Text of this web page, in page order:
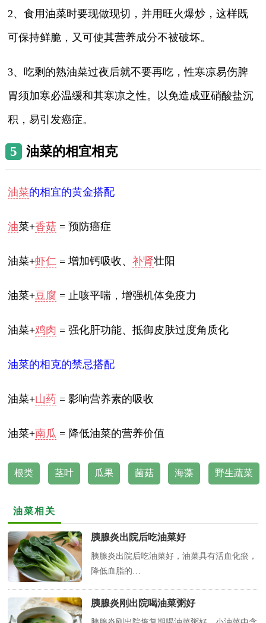
2、食用油菜时要现做现切，并用旺火爆炒，这样既
可保持鲜脆，又可使其营养成分不被破坏。
3、吃剩的熟油菜过夜后就不要再吃，性寒凉易伤脾
胃须加寒必温缓和其寒凉之性。以免造成亚硝酸盐沉
积，易引发癌症。
5 油菜的相宜相克
油菜的相宜的黄金搭配
油菜+香菇 = 预防癌症
油菜+虾仁 = 增加钙吸收、补肾壮阳
油菜+豆腐 = 止咳平喘，增强机体免疫力
油菜+鸡肉 = 强化肝功能、抵御皮肤过度角质化
油菜的相克的禁忌搭配
油菜+山药 = 影响营养素的吸收
油菜+南瓜 = 降低油菜的营养价值
根类 茎叶 瓜果 菌菇 海藻 野生蔬菜
油菜相关
胰腺炎出院后吃油菜好
胰腺炎出院后吃油菜好，油菜具有活血化瘀，
降低血脂的…
胰腺炎刚出院喝油菜粥好